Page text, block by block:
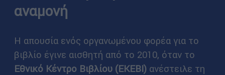
αναμονή
Η απουσία ενός οργανωμένου φορέα για το
βιβλίο έγινε αισθητή από το 2010, όταν το
Εθνικό Κέντρο Βιβλίου (ΕΚΕΒΙ)ανέστειλε τη